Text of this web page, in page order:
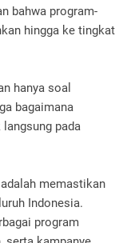
bahwa program-
hingga ke tingkat
hanya soal
bagaimana
pada
memastikan
Indonesia.
program